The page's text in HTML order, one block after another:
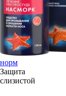
норм
Защита
слизистой